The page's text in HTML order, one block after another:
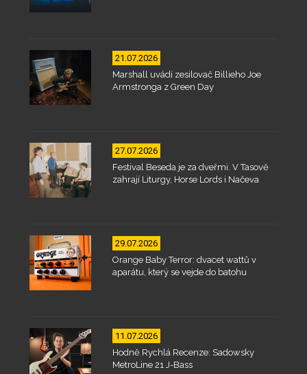
21.07.2026
Marshall uvádí zesilovač Billieho Joe
Armstronga z Green Day
27.07.2026
Festival Beseda je za dveřmi. V Tasově
zahrají Liturgy, Horse Lords i Načeva
29.07.2026
Orange Baby Terror: dvacet wattů v
aparátu, který se vejde do batohu
11.07.2026
Hodně Rychlá Recenze: Sadowsky
MetroLine 21 J-Bass